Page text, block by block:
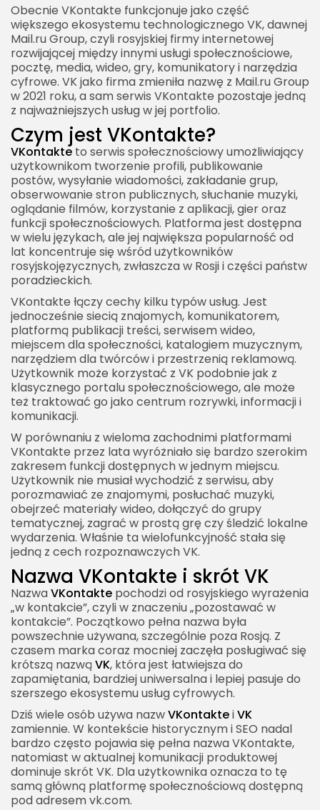
Obecnie VKontakte funkcjonuje jako część
większego ekosystemu technologicznego VK, dawnej
Mail.ru Group, czyli rosyjskiej firmy internetowej
rozwijającej między innymi usługi społecznościowe,
pocztę, media, wideo, gry, komunikatory i narzędzia
cyfrowe. VK jako firma zmieniła nazwę z Mail.ru Group
w 2021 roku, a sam serwis VKontakte pozostaje jedną
z najważniejszych usług w jej portfolio.
Czym jest VKontakte?
VKontakte to serwis społecznościowy umożliwiający
użytkownikom tworzenie profili, publikowanie
postów, wysyłanie wiadomości, zakładanie grup,
obserwowanie stron publicznych, słuchanie muzyki,
oglądanie filmów, korzystanie z aplikacji, gier oraz
funkcji społecznościowych. Platforma jest dostępna
w wielu językach, ale jej największa popularność od
lat koncentruje się wśród użytkowników
rosyjskojęzycznych, zwłaszcza w Rosji i części państw
poradzieckich.
VKontakte łączy cechy kilku typów usług. Jest
jednocześnie siecią znajomych, komunikatorem,
platformą publikacji treści, serwisem wideo,
miejscem dla społeczności, katalogiem muzycznym,
narzędziem dla twórców i przestrzenią reklamową.
Użytkownik może korzystać z VK podobnie jak z
klasycznego portalu społecznościowego, ale może
też traktować go jako centrum rozrywki, informacji i
komunikacji.
W porównaniu z wieloma zachodnimi platformami
VKontakte przez lata wyróżniało się bardzo szerokim
zakresem funkcji dostępnych w jednym miejscu.
Użytkownik nie musiał wychodzić z serwisu, aby
porozmawiać ze znajomymi, posłuchać muzyki,
obejrzeć materiały wideo, dołączyć do grupy
tematycznej, zagrać w prostą grę czy śledzić lokalne
wydarzenia. Właśnie ta wielofunkcyjność stała się
jedną z cech rozpoznawczych VK.
Nazwa VKontakte i skrót VK
NazwaVKontakte pochodzi od rosyjskiego wyrażenia
„w kontakcie”, czyli w znaczeniu „pozostawać w
kontakcie”. Początkowo pełna nazwa była
powszechnie używana, szczególnie poza Rosją. Z
czasem marka coraz mocniej zaczęła posługiwać się
krótszą nazwąVK, która jest łatwiejsza do
zapamiętania, bardziej uniwersalna i lepiej pasuje do
szerszego ekosystemu usług cyfrowych.
Dziś wiele osób używa nazwVKontakteiVK
zamiennie. W kontekście historycznym i SEO nadal
bardzo często pojawia się pełna nazwa VKontakte,
natomiast w aktualnej komunikacji produktowej
dominuje skrót VK. Dla użytkownika oznacza to tę
samą główną platformę społecznościową dostępną
pod adresem vk.com.
Co warto ograniczać na VKontakte
VKontakte a bezpieczeństwo konta
Phishing i fałszywe logowanie
VKontakte a polityka i cenzura
Ograniczenia i dostępność w wybranych
VKontakte na Ukrainie i w innych krajach
VKontakte w Rosji
VKontakte jako platforma dla społeczności
lokalnych
VKontakte a młodzi użytkownicy
VKontakte a treści multimedialne
Znaczenie wideo
Znaczenie muzyki
VKontakte a rynek reklamowy
Kiedy warto reklamować się w VK?
VKontakte a SEO
Intencja użytkownika
Słowa powiązane
Jak korzystać z VKontakte?
Pierwsze kroki
VKontakte dla firm
Profil firmowy
Treści firmowe
VKontakte a e-commerce
VKontakte a edukacja i kursy online
VKontakte a media i informacje
VKontakte a dezinformacja
VKontakte a moderacja treści
VKontakte a aplikacja mobilna
VKontakte a desktop
VKontakte a integracje i ekosystem VK
VKontakte a gospodarka cyfrowa Rosji
VKontakte a przyszłość mediów
społecznościowych
Wideo i krótkie formaty